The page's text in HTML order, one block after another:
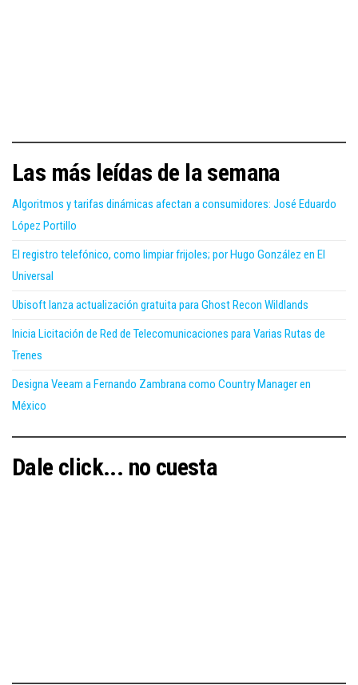
Las más leídas de la semana
Algoritmos y tarifas dinámicas afectan a consumidores: José Eduardo
López Portillo
El registro telefónico, como limpiar frijoles; por Hugo González en El
Universal
Ubisoft lanza actualización gratuita para Ghost Recon Wildlands
Inicia Licitación de Red de Telecomunicaciones para Varias Rutas de
Trenes
Designa Veeam a Fernando Zambrana como Country Manager en
México
Dale click... no cuesta